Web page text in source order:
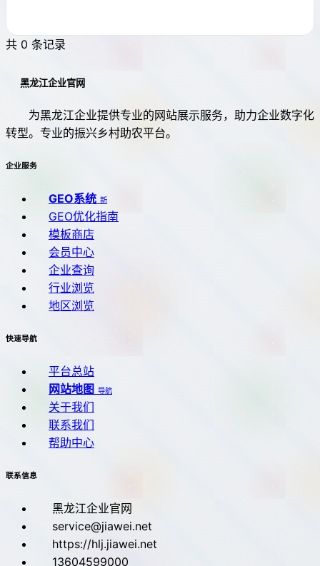
共 0 条记录
黑龙江企业官网
为黑龙江企业提供专业的网站展示服务，助力企业数字化
转型。专业的振兴乡村助农平台。
企业服务
GEO系统 新
GEO优化指南
模板商店
会员中心
企业查询
行业浏览
地区浏览
快速导航
平台总站
网站地图 导航
关于我们
联系我们
帮助中心
联系信息
黑龙江企业官网
service@jiawei.net
https://hlj.jiawei.net
13604599000